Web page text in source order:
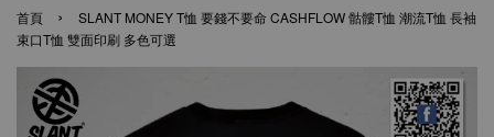
首頁 ›
SLANT MONEY T恤 要錢不要命 CASHFLOW 骷髏T恤 潮流T恤 長袖
束口T恤 雙面印刷 多色可選